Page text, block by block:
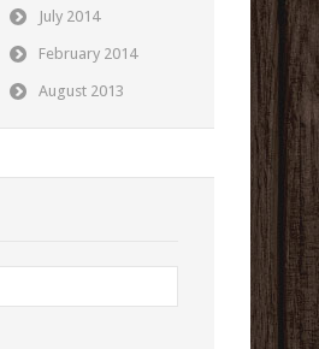
July 2014
February 2014
August 2013